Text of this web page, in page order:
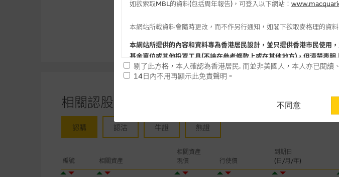
相關認股證/牛熊證
認購 認沽 牛證 熊證
編號 相關資產
相關資產
現價
行使價
到期日
(日/月/年)
如欲索取MBL的資料(包括周年報告)，可登入以下網站：
本網站所載資料會隨時更改，而不作另行通知，如閣下欲取麥格理的資
本網站所提供的內容和資料專為香港居民設計，並只提供香港市民使用
基金單位或其他投資工具(不論在參考條款上或在其他地方)，但清楚表
網站內容來自我們在所示日期時認為可靠之來源，且均以真誠提供。惟
未必完整或準確。麥格理集團不會，亦沒有義務更新網站內容，或修正
予更改或刪除，而毋須作出通知。
任何指示價格報價、公開資料或分析是基於我們相信的假設及參數而預
的，因此並不保證該類報價單、公開資料或分析為準確、完整或合理。
績並不保證將來表現。網站內容來自我們在所示日期時認為可靠之來
剔了此方格，本人確認為香港居民. 而並非美國人，本人亦已閱讀
14日內不用再顯示此免責聲明。
不同意